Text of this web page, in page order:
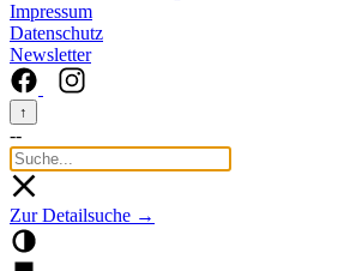
Impressum
Datenschutz
Newsletter
↑
--
Zur Detailsuche →